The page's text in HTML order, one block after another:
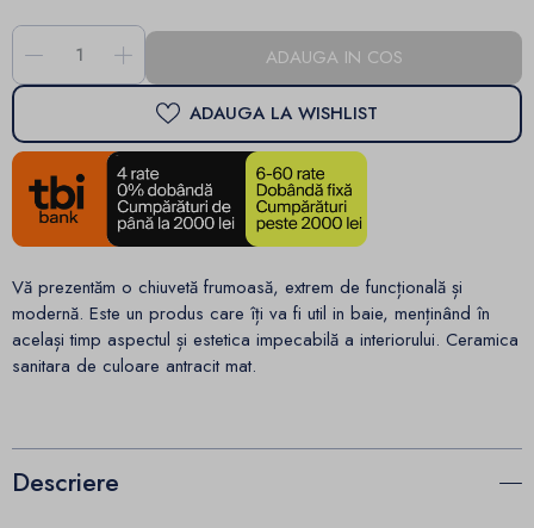
- + ADAUGA IN COS
ADAUGA LA WISHLIST
Vă prezentăm o chiuvetă frumoasă, extrem de funcțională și
modernă. Este un produs care îți va fi util in baie, menținând în
același timp aspectul și estetica impecabilă a interiorului. Ceramica
sanitara de culoare antracit mat.
Descriere